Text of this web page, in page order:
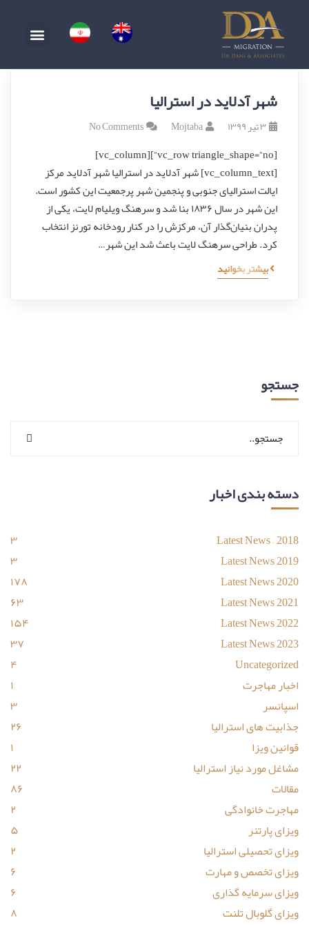
شهر آدلاید در استرالیا
۳ تیر ۱۳۹۹ Mojtaba
No Comments
[vc_row triangle_shape=”no”][vc_column]
[vc_column_text] شهر آدلاید در استرالیا شهر آدلاید مرکز
ایالت استرالیای جنوبی و پنجمین شهر پرجمعیت این کشور است.
این شهر در سال ۱۸۳۶ بنا شد و سرهنگ ویلیام لایت، یکی از
پدران بنیان‌گذار آن، مرکزش را در کنار رودخانه تورنز انتخاب
کرد. طراحی سرهنگ لایت باعث شد این شهر…
بیشتر بخوانید
جستجو
دسته بندی اخبار
Latest News – 2018
۳
Latest News 2019
۳
Latest News 2020
۱۷۸
Latest News 2021
۶۳
Latest News 2022
۱۵۴
Latest News 2023
۳۷
Uncategorized
۴
اخبار مهاجرت
۱
اسپانسر
۳
جذابیت های استرالیا
۲۶
قوانین ویزا
۱
مشاغل مورد نیاز استرالیا
۲۲
مقالات
۸۶
مهاجرت خانوادگی
۲
ویزای پارتنر
۵
ویزای تحصیلی استرالیا
۲
ویزای تخصص و مهارت
۶
ویزای سرمایه گذاری
۶
ویزای گلوبال تلنت
۸